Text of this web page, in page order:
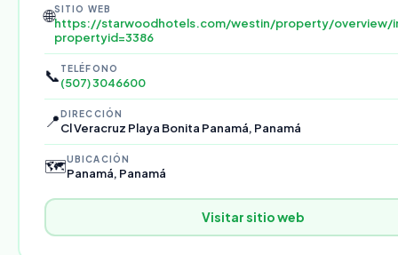
🌐SITIO WEB
https://starwoodhotels.com/westin/property/overview/
propertyid=3386
📞 TELÉFONO
(507) 3046600
📍DIRECCIÓN
Cl Veracruz Playa Bonita Panamá, Panamá
🗺️UBICACIÓN
Panamá, Panamá
Visitar sitio web